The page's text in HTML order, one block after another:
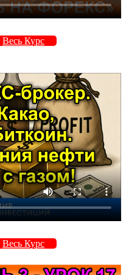
Весь Курс
Весь Курс